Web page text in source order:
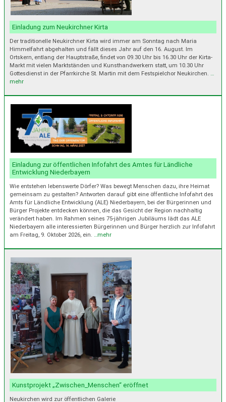
Einladung zum Neukirchner Kirta
Der traditionelle Neukirchner Kirta wird immer am Sonntag nach Maria
Himmelfahrt abgehalten und fällt dieses Jahr auf den 16. August. Im
Ortskern, entlang der Hauptstraße, findet von 09.30 Uhr bis 16.30 Uhr der Kirta-
Markt mit vielen Marktständen und Kunsthandwerkern statt, um 10.30 Uhr
Gottesdienst in der Pfarrkirche St. Martin mit dem Festspielchor Neukirchen. …
mehr
Einladung zur öffentlichen Infofahrt des Amtes für Ländliche
Entwicklung Niederbayern
Wie entstehen lebenswerte Dörfer? Was bewegt Menschen dazu, ihre Heimat
gemeinsam zu gestalten? Antworten darauf gibt eine öffentliche Infofahrt des
Amts für Ländliche Entwicklung (ALE) Niederbayern, bei der Bürgerinnen und
Bürger Projekte entdecken können, die das Gesicht der Region nachhaltig
verändert haben. Im Rahmen seines 75-jährigen Jubiläums lädt das ALE
Niederbayern alle interessierten Bürgerinnen und Bürger herzlich zur Infofahrt
am Freitag, 9. Oktober 2026, ein. …mehr
Kunstprojekt „Zwischen_Menschen“ eröffnet
Neukirchen wird zur öffentlichen Galerie